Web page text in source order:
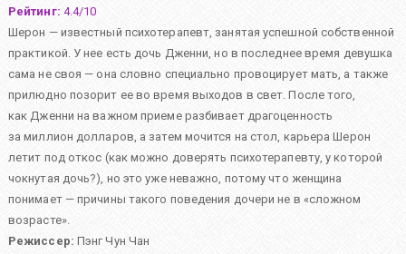
Рейтинг: 4.4/10
Шерон — известный психотерапевт, занятая успешной собственной
практикой. У нее есть дочь Дженни, но в последнее время девушка
сама не своя — она словно специально провоцирует мать, а также
прилюдно позорит ее во время выходов в свет. После того,
как Дженни на важном приеме разбивает драгоценность
за миллион долларов, а затем мочится на стол, карьера Шерон
летит под откос (как можно доверять психотерапевту, у которой
чокнутая дочь?), но это уже неважно, потому что женщина
понимает — причины такого поведения дочери не в «сложном
возрасте».
Режиссер: Пэнг Чун Чан